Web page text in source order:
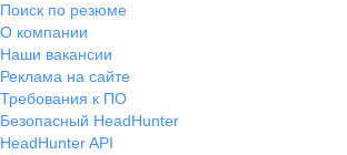
Поиск по резюме
О компании
Наши вакансии
Реклама на сайте
Требования к ПО
Безопасный HeadHunter
HeadHunter API